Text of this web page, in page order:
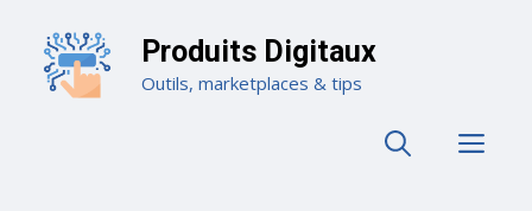
contenu
Produits Digitaux
Outils, marketplaces & tips